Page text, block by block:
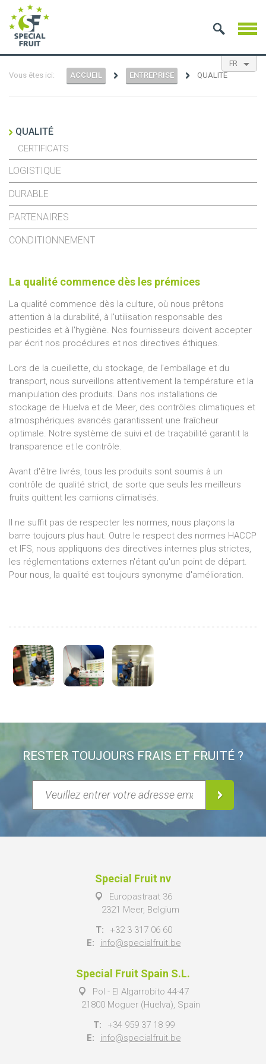
FR
Vous êtes ici: ACCUEIL ENTREPRISE QUALITÉ
QUALITÉ
CERTIFICATS
LOGISTIQUE
DURABLE
PARTENAIRES
CONDITIONNEMENT
La qualité commence dès les prémices
La qualité commence dès la culture, où nous prêtons
attention à la durabilité, à l'utilisation responsable des
pesticides et à l'hygiène. Nos fournisseurs doivent accepter
par écrit nos procédures et nos directives éthiques.
Lors de la cueillette, du stockage, de l'emballage et du
transport, nous surveillons attentivement la température et la
manipulation des produits. Dans nos installations de
stockage de Huelva et de Meer, des contrôles climatiques et
atmosphériques avancés garantissent une fraîcheur
optimale. Notre système de suivi et de traçabilité garantit la
transparence et le contrôle.
Avant d'être livrés, tous les produits sont soumis à un
contrôle de qualité strict, de sorte que seuls les meilleurs
fruits quittent les camions climatisés.
Il ne suffit pas de respecter les normes, nous plaçons la
barre toujours plus haut. Outre le respect des normes HACCP
et IFS, nous appliquons des directives internes plus strictes,
les réglementations externes n'étant qu'un point de départ.
Pour nous, la qualité est toujours synonyme d'amélioration.
RESTER TOUJOURS FRAIS ET FRUITÉ ?
Special Fruit nv
Europastraat 36
2321 Meer, Belgium
T:
+32 3 317 06 60
E:
info@specialfruit.be
Special Fruit Spain S.L.
Pol - El Algarrobito 44-47
21800 Moguer (Huelva), Spain
T:
+34 959 37 18 99
E:
info@specialfruit.be